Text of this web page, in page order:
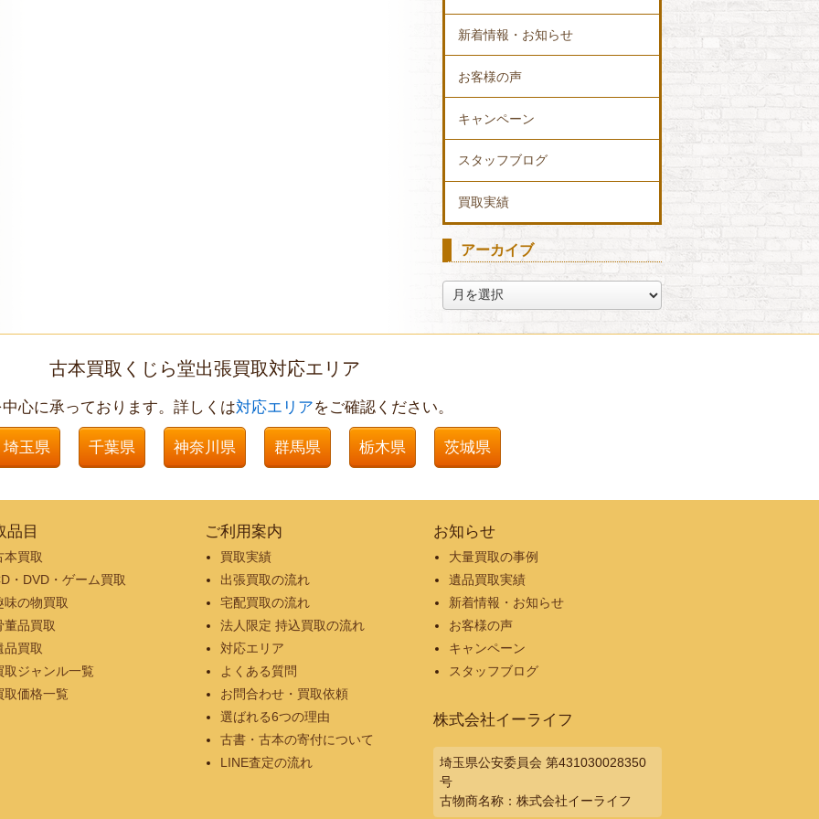
新着情報・お知らせ
お客様の声
キャンペーン
スタッフブログ
買取実績
アーカイブ
ー
古本買取くじら堂出張買取対応エリア
心に承っております。詳しくは対応エリアをご確認ください。
埼玉県 千葉県 神奈川県 群馬県 栃木県 茨城県
品目
本買取
・DVD・ゲーム買取
味の物買取
董品買取
品買取
取ジャンル一覧
取価格一覧
ご利用案内
買取実績
出張買取の流れ
宅配買取の流れ
法人限定 持込買取の流れ
対応エリア
よくある質問
お問合わせ・買取依頼
選ばれる6つの理由
古書・古本の寄付について
LINE査定の流れ
お知らせ
大量買取の事例
遺品買取実績
新着情報・お知らせ
お客様の声
キャンペーン
スタッフブログ
株式会社イーライフ
埼玉県公安委員会 第431030028350
号
古物商名称：株式会社イーライフ